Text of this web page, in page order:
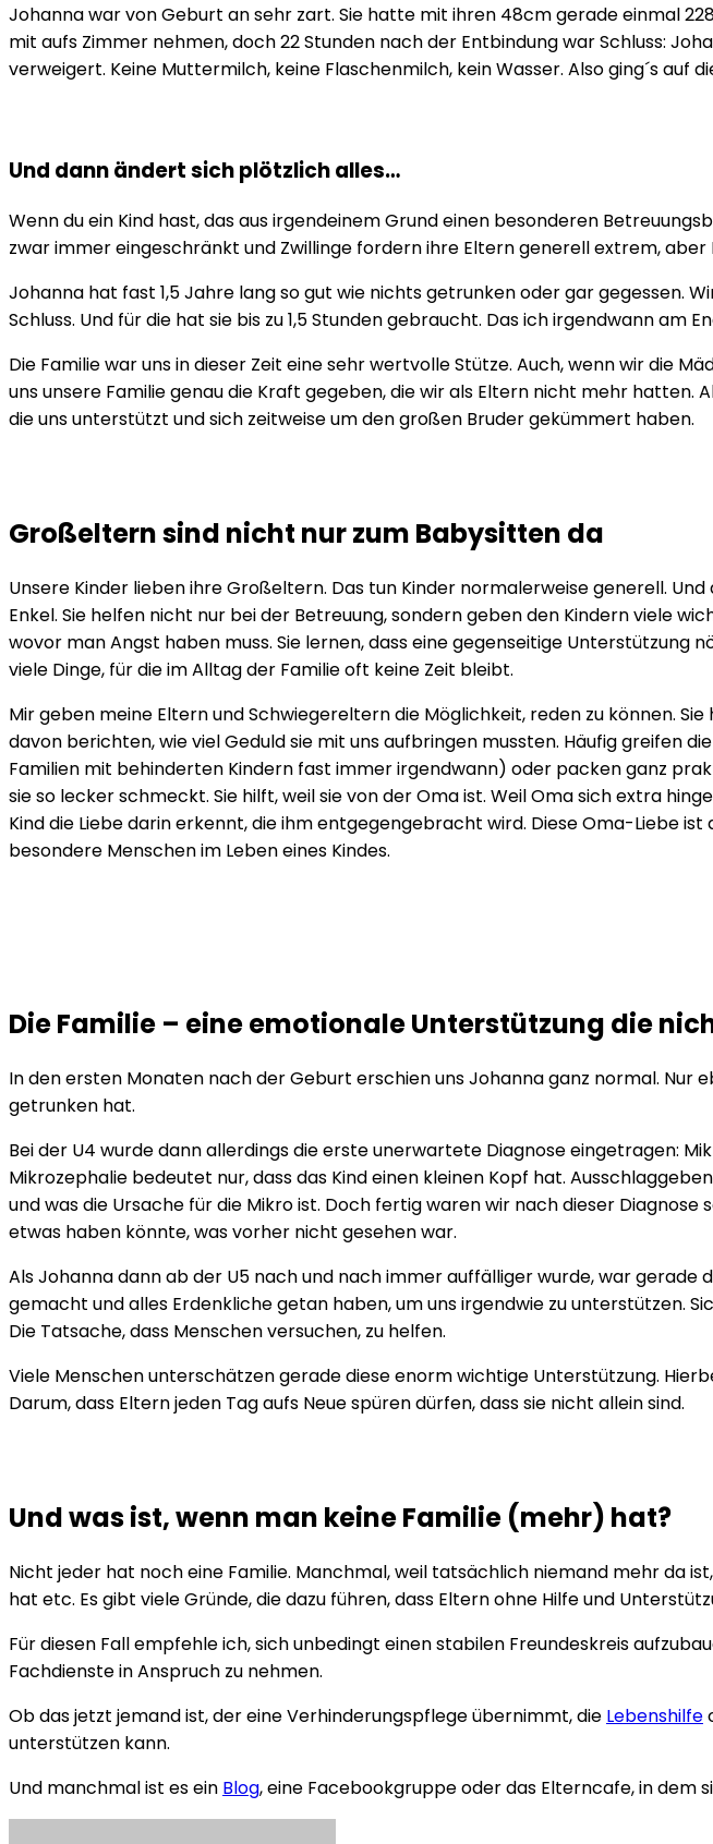
Johanna war von Geburt an sehr zart. Sie hatte mit ihren 48cm gerade einmal
mit aufs Zimmer nehmen, doch 22 Stunden nach der Entbindung war Schluss:
verweigert. Keine Muttermilch, keine Flaschenmilch, kein Wasser. Also ging´s
Und dann ändert sich plötzlich alles…
Wenn du ein Kind hast, das aus irgendeinem Grund einen besonderen
zwar immer eingeschränkt und Zwillinge fordern ihre Eltern generell extrem,
Johanna hat fast 1,5 Jahre lang so gut wie nichts getrunken oder gar gegessen.
Schluss. Und für die hat sie bis zu 1,5 Stunden gebraucht. Das ich irgendwann
Die Familie war uns in dieser Zeit eine sehr wertvolle Stütze. Auch, wenn wir die
uns unsere Familie genau die Kraft gegeben, die wir als Eltern nicht mehr
die uns unterstützt und sich zeitweise um den großen Bruder gekümmert haben.
Großeltern sind nicht nur zum Babysitten da
Unsere Kinder lieben ihre Großeltern. Das tun Kinder normalerweise generell.
Enkel. Sie helfen nicht nur bei der Betreuung, sondern geben den Kindern viele
wovor man Angst haben muss. Sie lernen, dass eine gegenseitige
viele Dinge, für die im Alltag der Familie oft keine Zeit bleibt.
Mir geben meine Eltern und Schwiegereltern die Möglichkeit, reden zu können.
davon berichten, wie viel Geduld sie mit uns aufbringen mussten. Häufig greifen
Familien mit behinderten Kindern fast immer irgendwann) oder packen ganz
sie so lecker schmeckt. Sie hilft, weil sie von der Oma ist. Weil Oma sich extra
Kind die Liebe darin erkennt, die ihm entgegengebracht wird. Diese Oma-Liebe
besondere Menschen im Leben eines Kindes.
Die Familie – eine emotionale Unterstützung die
In den ersten Monaten nach der Geburt erschien uns Johanna ganz normal. Nur
getrunken hat.
Bei der U4 wurde dann allerdings die erste unerwartete Diagnose eingetragen:
Mikrozephalie bedeutet nur, dass das Kind einen kleinen Kopf hat.
und was die Ursache für die Mikro ist. Doch fertig waren wir nach dieser
etwas haben könnte, was vorher nicht gesehen war.
Als Johanna dann ab der U5 nach und nach immer auffälliger wurde, war gerade
gemacht und alles Erdenkliche getan haben, um uns irgendwie zu unterstützen.
Die Tatsache, dass Menschen versuchen, zu helfen.
Viele Menschen unterschätzen gerade diese enorm wichtige Unterstützung.
Darum, dass Eltern jeden Tag aufs Neue spüren dürfen, dass sie nicht allein sind.
Und was ist, wenn man keine Familie (mehr) hat?
Nicht jeder hat noch eine Familie. Manchmal, weil tatsächlich niemand mehr da
hat etc. Es gibt viele Gründe, die dazu führen, dass Eltern ohne Hilfe und
Für diesen Fall empfehle ich, sich unbedingt einen stabilen Freundeskreis
Fachdienste in Anspruch zu nehmen.
Ob das jetzt jemand ist, der eine Verhinderungspflege übernimmt, die Lebenshilfe
unterstützen kann.
Und manchmal ist es ein Blog, eine Facebookgruppe oder das Elterncafe, in